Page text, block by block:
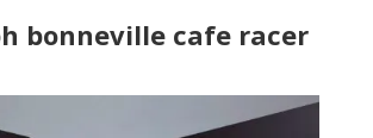
bonneville cafe racer